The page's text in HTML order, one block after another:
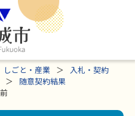
しごと・産業
入札・契約
随意契約結果